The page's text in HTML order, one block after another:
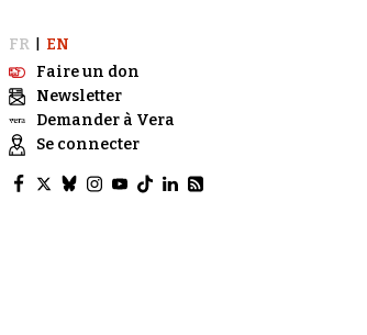
FR
EN
Faire un don
Newsletter
Demander à Vera
Se connecter